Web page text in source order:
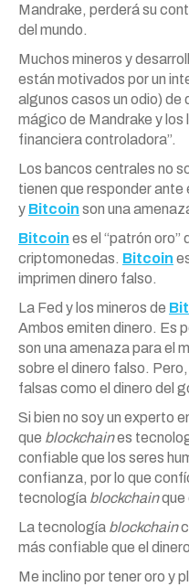
Mandrake, perderá su
del mundo.
Muchos mineros y
están motivados por un
algunos casos un odio) de
mágico de Mandrake y los
financiera controladora”.
Los bancos centrales no
tienen que responder ante
y Bitcoin son una
Bitcoin es el “patrón oro”
criptomonedas. Bitcoin
imprimen dinero falso.
La Fed y los mineros de
Ambos emiten dinero. Es
son una amenaza para el
sobre el dinero falso.
falsas como el dinero del
Si bien no soy un experto
que blockchaines
confiable que los seres
confianza, por lo que
tecnología blockchainque
La tecnología blockchain
más confiable que el
Me inclino por tener oro y